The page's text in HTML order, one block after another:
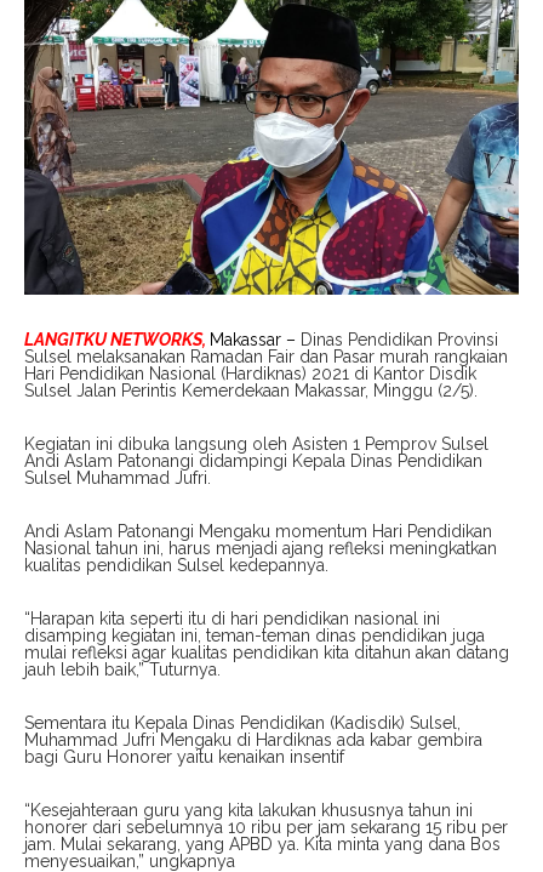
LANGITKU NETWORKS, Makassar – Dinas Pendidikan Provinsi
Sulsel melaksanakan Ramadan Fair dan Pasar murah rangkaian
Hari Pendidikan Nasional (Hardiknas) 2021 di Kantor Disdik
Sulsel Jalan Perintis Kemerdekaan Makassar, Minggu (2/5).
Kegiatan ini dibuka langsung oleh Asisten 1 Pemprov Sulsel
Andi Aslam Patonangi didampingi Kepala Dinas Pendidikan
Sulsel Muhammad Jufri.
Andi Aslam Patonangi Mengaku momentum Hari Pendidikan
Nasional tahun ini, harus menjadi ajang refleksi meningkatkan
kualitas pendidikan Sulsel kedepannya.
“Harapan kita seperti itu di hari pendidikan nasional ini
disamping kegiatan ini, teman-teman dinas pendidikan juga
mulai refleksi agar kualitas pendidikan kita ditahun akan datang
jauh lebih baik,” Tuturnya.
Sementara itu Kepala Dinas Pendidikan (Kadisdik) Sulsel,
Muhammad Jufri Mengaku di Hardiknas ada kabar gembira
bagi Guru Honorer yaitu kenaikan insentif
“Kesejahteraan guru yang kita lakukan khususnya tahun ini
honorer dari sebelumnya 10 ribu per jam sekarang 15 ribu per
jam. Mulai sekarang, yang APBD ya. Kita minta yang dana Bos
menyesuaikan,” ungkapnya